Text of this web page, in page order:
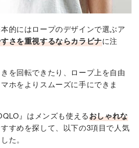
的にはロープのデザインで選ぶア
さを重視するならカラビナに注
を回転できたり、ロープ上を自由
ホをよりスムーズに手にできま
』はメンズも使えるおしゃれな
すめを探して、以下の3項目で人気
た。